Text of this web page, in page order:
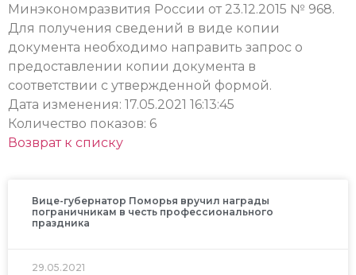
Минэкономразвития России от 23.12.2015 № 968.
Для получения сведений в виде копии
документа необходимо направить запрос о
предоставлении копии документа в
соответствии с утвержденной формой.
Дата изменения: 17.05.2021 16:13:45
Количество показов: 6
Возврат к списку
Вице-губернатор Поморья вручил награды
пограничникам в честь профессионального
праздника
29.05.2021